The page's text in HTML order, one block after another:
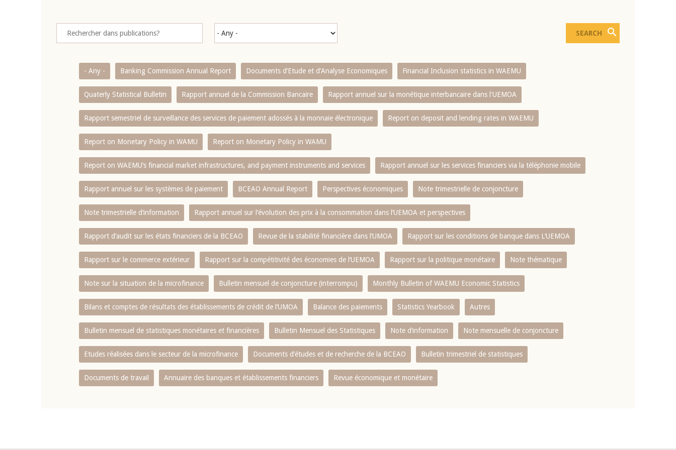
- Any - Banking Commission Annual Report Documents d’Etude et d’Analyse Economiques Financial Inclusion statistics in WAEMU
Quaterly Statistical Bulletin Rapport annuel de la Commission Bancaire Rapport annuel sur la monétique interbancaire dans l'UEMOA
Rapport semestriel de surveillance des services de paiement adossés à la monnaie électronique Report on deposit and lending rates in WAEMU
Report on Monetary Policy in WAMU Report on Monetary Policy in WAMU
Report on WAEMU’s financial market infrastructures, and payment instruments and services Rapport annuel sur les services financiers via la téléphonie mobile
Rapport annuel sur les systèmes de paiement BCEAO Annual Report Perspectives économiques Note trimestrielle de conjoncture
Note trimestrielle d‘information Rapport annuel sur l‘évolution des prix à la consommation dans l‘UEMOA et perspectives
Rapport d‘audit sur les états financiers de la BCEAO Revue de la stabilité financière dans l‘UMOA Rapport sur les conditions de banque dans L‘UEMOA
Rapport sur le commerce extérieur Rapport sur la compétitivité des économies de l‘UEMOA Rapport sur la politique monétaire Note thématique
Note sur la situation de la microfinance Bulletin mensuel de conjoncture (interrompu) Monthly Bulletin of WAEMU Economic Statistics
Bilans et comptes de résultats des établissements de crédit de l‘UMOA Balance des paiements Statistics Yearbook Autres
Bulletin mensuel de statistiques monétaires et financières Bulletin Mensuel des Statistiques Note d’information Note mensuelle de conjoncture
Etudes réalisées dans le secteur de la microfinance Documents d’études et de recherche de la BCEAO Bulletin trimestriel de statistiques
Documents de travail Annuaire des banques et établissements financiers Revue économique et monétaire